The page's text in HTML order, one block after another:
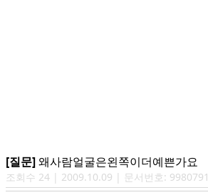
[질문]왜사람얼굴은왼쪽이더예쁜가요
조회수 24 | 2009.10.09 | 문서번호: 9980791